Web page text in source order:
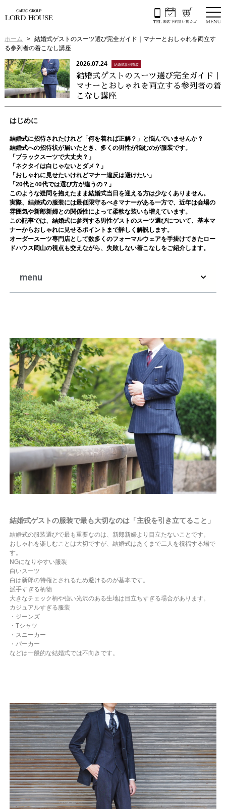
ホーム
結婚式ゲストのスーツ選び完全ガイド｜マナーとおしゃれを両立す
る参列者の着こなし講座
2026.07.24 結婚式参列衣装
結婚式ゲストのスーツ選び完全ガイド｜
マナーとおしゃれを両立する参列者の着
こなし講座
はじめに
結婚式に招待されたけれど「何を着れば正解？」と悩んでいませんか？
結婚式への招待状が届いたとき、多くの男性が悩むのが服装です。
「ブラックスーツで大丈夫？」
「ネクタイは白じゃないとダメ？」
「おしゃれに見せたいけれどマナー違反は避けたい」
「20代と40代では選び方が違うの？」
このような疑問を抱えたまま結婚式当日を迎える方は少なくありません。
実際、結婚式の服装には最低限守るべきマナーがある一方で、近年は会場の
雰囲気や新郎新婦との関係性によって柔軟な装いも増えています。
この記事では、結婚式に参列する男性ゲストのスーツ選びについて、基本マ
ナーからおしゃれに見せるポイントまで詳しく解説します。
オーダースーツ専門店として数多くのフォーマルウェアを手掛けてきたロー
ドハウス岡山の視点も交えながら、失敗しない着こなしをご紹介します。
menu
結婚式ゲストの服装で最も大切なのは「主役を引き立てること」
結婚式の服装選びで最も重要なのは、新郎新婦より目立たないことです。
おしゃれを楽しむことは大切ですが、結婚式はあくまで二人を祝福する場で
す。
NGになりやすい服装
白いスーツ
白は新郎の特権とされるため避けるのが基本です。
派手すぎる柄物
大きなチェック柄や強い光沢のある生地は目立ちすぎる場合があります。
カジュアルすぎる服装
・ジーンズ
・Tシャツ
・スニーカー
・パーカー
などは一般的な結婚式では不向きです。